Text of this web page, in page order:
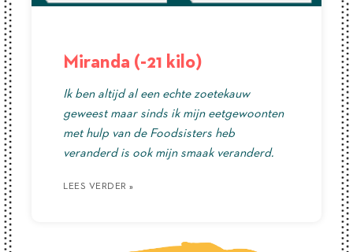
LEES VERDER »
LEES VERDER »
Miranda (-21 kilo)
Ik ben altijd al een echte zoetekauw
geweest maar sinds ik mijn eetgewoonten
met hulp van de Foodsisters heb
veranderd is ook mijn smaak veranderd.
LEES VERDER »